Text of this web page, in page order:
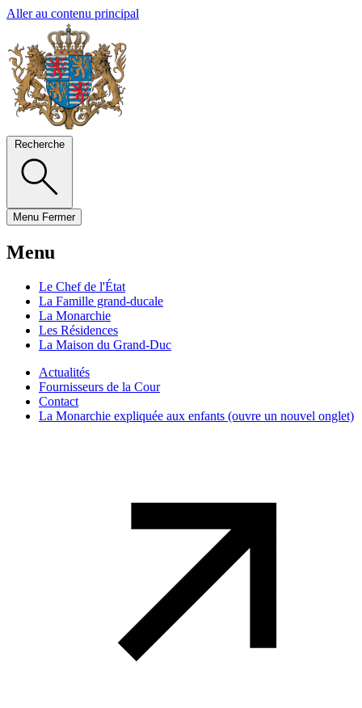
Aller au contenu principal
Recherche
Menu Fermer
Menu
Le Chef de l'État
La Famille grand-ducale
La Monarchie
Les Résidences
La Maison du Grand-Duc
Actualités
Fournisseurs de la Cour
Contact
La Monarchie expliquée aux enfants (ouvre un nouvel onglet)